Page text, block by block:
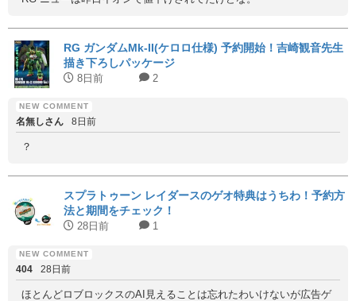
RG ガンダムMk-II(ケロロ仕様) 予約開始！吉崎観音先生
描き下ろしパッケージ
8日前 2
名無しさん 8日前
？
スプラトゥーン レイダースのゲオ特典はうちわ！予約方
法と期間をチェック！
28日前 1
404 28日前
ほとんどロブロックスのAI見えることは忘れたわいけないが広告ゲ